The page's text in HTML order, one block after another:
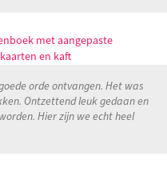
met aangepaste
en kaft
orde ontvangen. Het was
Ontzettend leuk gedaan en
Hier zijn we echt heel